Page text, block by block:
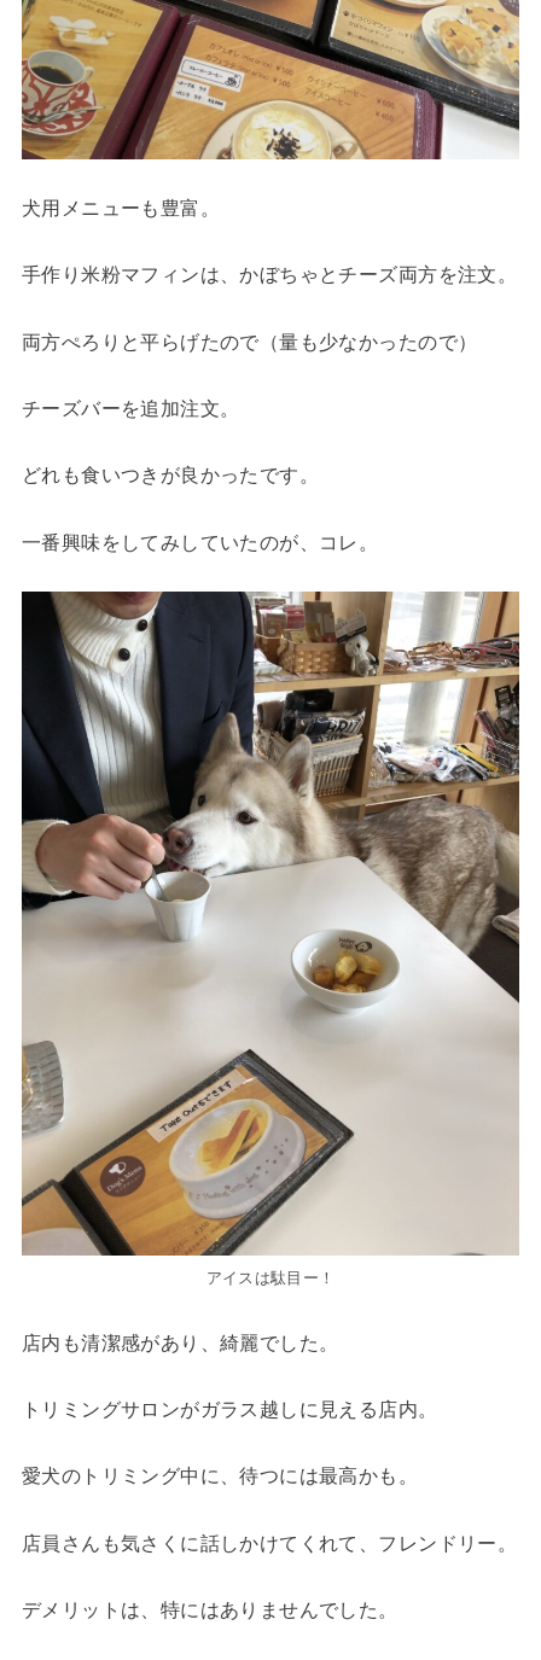
犬用メニューも豊富。
手作り米粉マフィンは、かぼちゃとチーズ両方を注文。
両方ぺろりと平らげたので（量も少なかったので）
チーズバーを追加注文。
どれも食いつきが良かったです。
一番興味をしてみしていたのが、コレ。
アイスは駄目ー！
店内も清潔感があり、綺麗でした。
トリミングサロンがガラス越しに見える店内。
愛犬のトリミング中に、待つには最高かも。
店員さんも気さくに話しかけてくれて、フレンドリー。
デメリットは、特にはありませんでした。